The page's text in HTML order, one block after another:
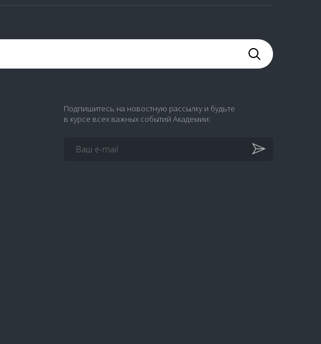
Подпишитесь на новостную рассылку и будьте
в курсе всех важных событий Академии: